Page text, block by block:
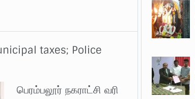
taxes; Police
பெரம்பலூர் நகராட்சி வரி